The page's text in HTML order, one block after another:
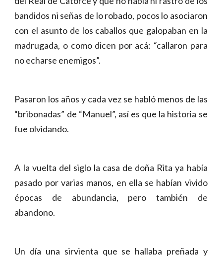
bandidos ni señas de lo robado, pocos lo asociaron
con el asunto de los caballos que galopaban en la
madrugada, o como dicen por acá: “callaron para
no echarse enemigos”.
Pasaron los años y cada vez se habló menos de las
“bribonadas” de “Manuel”, así es que la historia se
fue olvidando.
A la vuelta del siglo la casa de doña Rita ya había
pasado por varias manos, en ella se habían vivido
épocas de abundancia, pero también de
abandono.
Un día una sirvienta que se hallaba preñada y